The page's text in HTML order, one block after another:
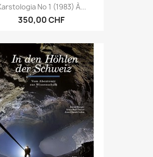
No 1 (1983) À...
350,00 CHF